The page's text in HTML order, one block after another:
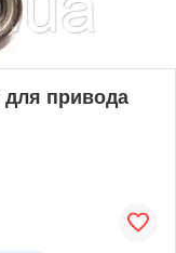
для привода